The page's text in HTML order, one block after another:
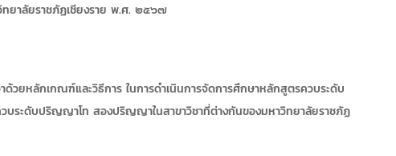
ยาลัยราชภัฏเชียงราย พ.ศ. ๒๕๖๗
ด้วยหลักเกณฑ์และวิธีการ ในการดำเนินการจัดการศึกษาหลักสูตรควบระดับ
ะดับปริญญาโท สองปริญญาในสาขาวิชาที่ต่างกันของมหาวิทยาลัยราชภัฏ